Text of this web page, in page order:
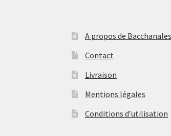
A propos de
Contact
Livraison
Mentions légales
Conditions d’utilisation